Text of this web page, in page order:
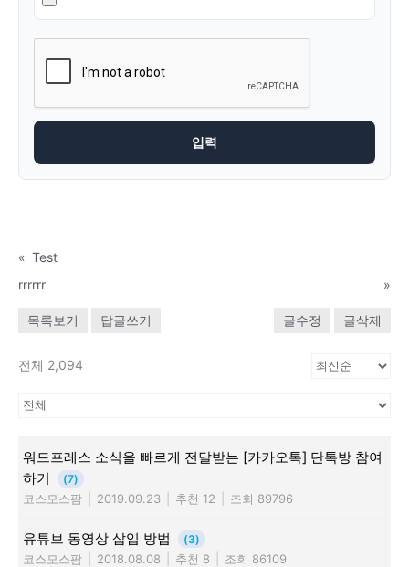
« Test
rrrrrr
»
목록보기 답글쓰기 글수정 글삭제
전체 2,094
워드프레스 소식을 빠르게 전달받는 [카카오톡] 단톡방 참여
하기
(7)
코스모스팜 2019.09.23 추천 12 조회 89796
유튜브 동영상 삽입 방법 (3)
코스모스팜 2018.08.08 추천 8 조회 86109